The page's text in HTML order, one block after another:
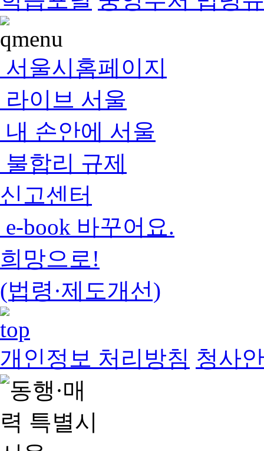
서울시홈페이지
라이브 서울
내 손안에 서울
불합리 규제
신고센터
e-book 바꾸어요.
희망으로!
(법령·제도개선)
개인정보 처리방침 청사